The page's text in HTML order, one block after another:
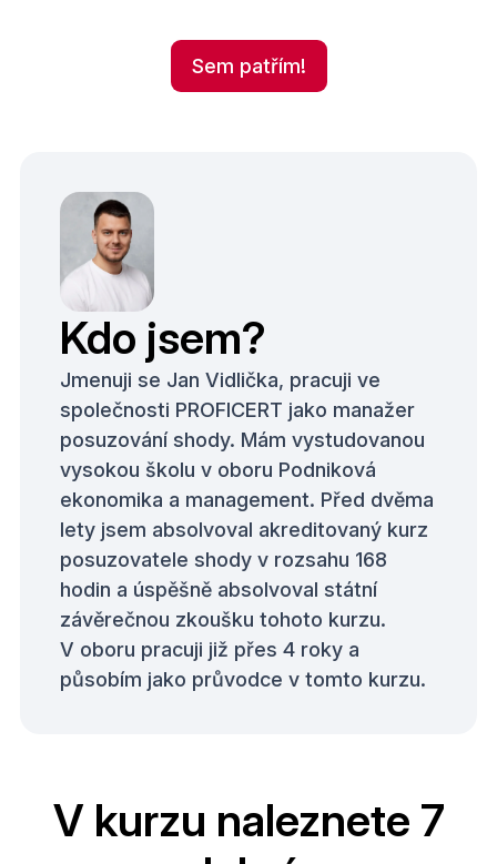
Sem patřím!
Kdo jsem?
Jmenuji se Jan Vidlička, pracuji ve
společnosti PROFICERT jako manažer
posuzování shody. Mám vystudovanou
vysokou školu v oboru Podniková
ekonomika a management. Před dvěma
lety jsem absolvoval akreditovaný kurz
posuzovatele shody v rozsahu 168
hodin a úspěšně absolvoval státní
závěrečnou zkoušku tohoto kurzu.
V oboru pracuji již přes 4 roky a
působím jako průvodce v tomto kurzu.
V kurzu naleznete 7